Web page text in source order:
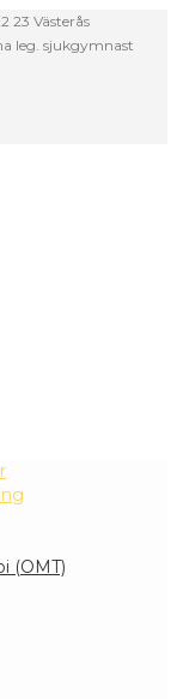
23 Västerås
leg. sjukgymnast
(OMT)